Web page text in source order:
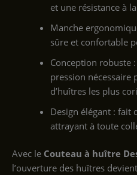
et une résistance à
Manche
sûre et confortable
Conception robuste
pression
d’huîtres les plus
Design élégant : fait
attrayant à toute
Avec le Couteau à huître
l’ouverture des huîtres